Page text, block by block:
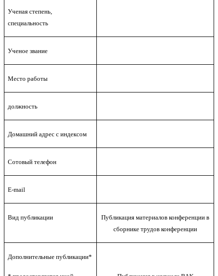
Ученая степень,
специальность
Ученое звание
Место работы
должность
Домашний адрес с индексом
Сотовый телефон
E-mail
Вид публикации
Публикация материалов конференции в
сборнике трудов конференции
Дополнительные публикации*